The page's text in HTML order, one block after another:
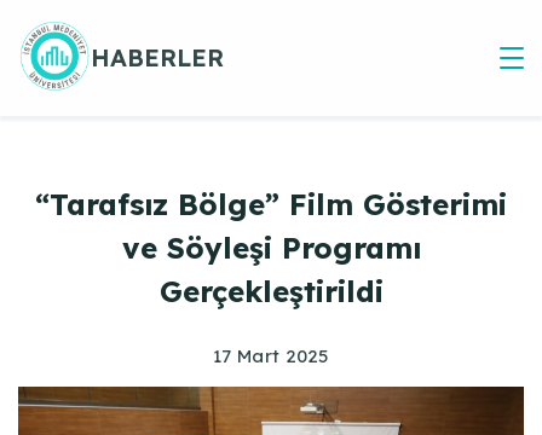
Skip
to
content
HABERLER
“Tarafsız Bölge” Film Gösterimi
ve Söyleşi Programı
Gerçekleştirildi
17 Mart 2025